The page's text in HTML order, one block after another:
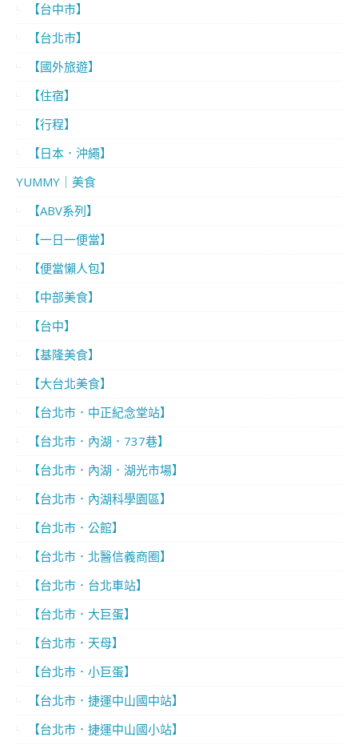
【台中市】
【台北市】
【國外旅遊】
【住宿】
【行程】
【日本．沖繩】
YUMMY｜美食
【ABV系列】
【一日一便當】
【便當懶人包】
【中部美食】
【台中】
【基隆美食】
【大台北美食】
【台北市．中正紀念堂站】
【台北市．內湖．737巷】
【台北市．內湖．湖光市場】
【台北市．內湖科學園區】
【台北市．公館】
【台北市．北醫信義商圈】
【台北市．台北車站】
【台北市．大巨蛋】
【台北市．天母】
【台北市．小巨蛋】
【台北市．捷運中山國中站】
【台北市．捷運中山國小站】